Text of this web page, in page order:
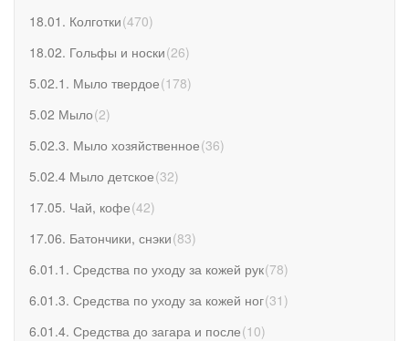
18.01. Колготки(470)
18.02. Гольфы и носки(26)
5.02.1. Мыло твердое(178)
5.02 Мыло(2)
5.02.3. Мыло хозяйственное(36)
5.02.4 Мыло детское(32)
17.05. Чай, кофе(42)
17.06. Батончики, снэки(83)
6.01.1. Средства по уходу за кожей рук(78)
6.01.3. Средства по уходу за кожей ног(31 )
6.01.4. Средства до загара и после(10)